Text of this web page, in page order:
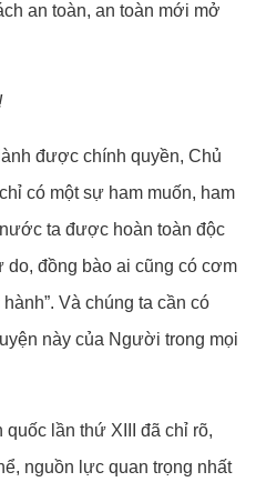
an toàn, an toàn mới mở
được chính quyền, Chủ
có một sự ham muốn, ham
ta được hoàn toàn độc
do, đồng bào ai cũng có cơm
Và chúng ta cần có
này của Người trong mọi
lần thứ XIII đã chỉ rõ,
nguồn lực quan trọng nhất